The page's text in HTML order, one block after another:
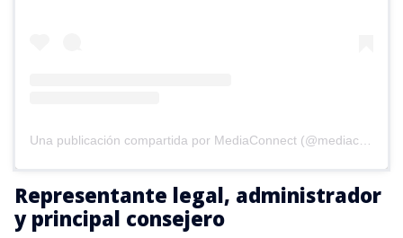
Representante legal, administrador
y principal consejero